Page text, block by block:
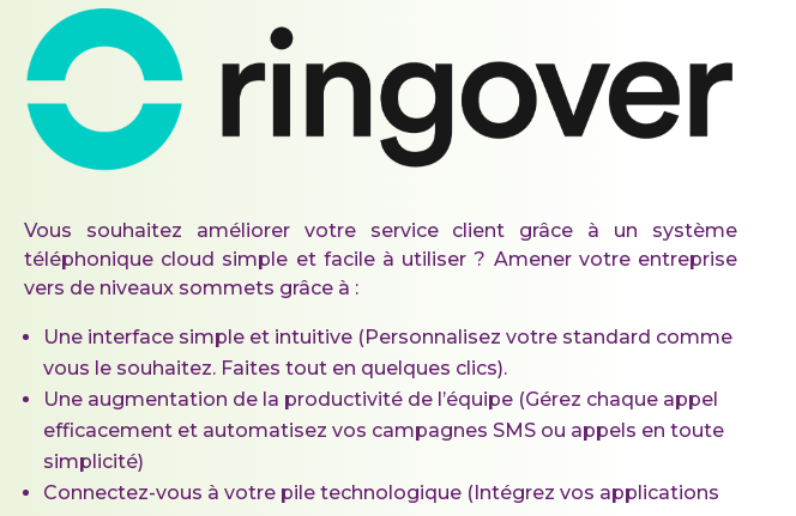
Vous souhaitez améliorer votre service client grâce à un système
téléphonique cloud simple et facile à utiliser ? Amener votre entreprise
vers de niveaux sommets grâce à :
Une interface simple et intuitive (Personnalisez votre standard comme
vous le souhaitez. Faites tout en quelques clics).
Une augmentation de la productivité de l’équipe (Gérez chaque appel
efficacement et automatisez vos campagnes SMS ou appels en toute
simplicité)
Connectez-vous à votre pile technologique (Intégrez vos applications